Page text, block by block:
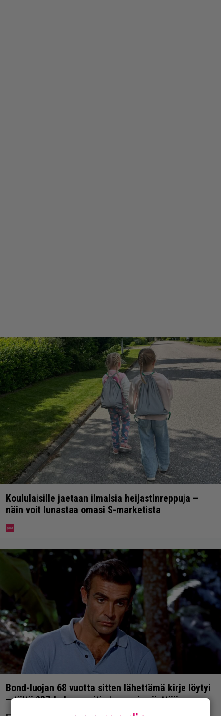
Koululaisille jaetaan ilmaisia heijastinreppuja –
näin voit lunastaa omasi S-marketista
Bond-luojan 68 vuotta sitten lähettämä kirje löytyi
– tältä 007-hahmon piti alun perin näyttää